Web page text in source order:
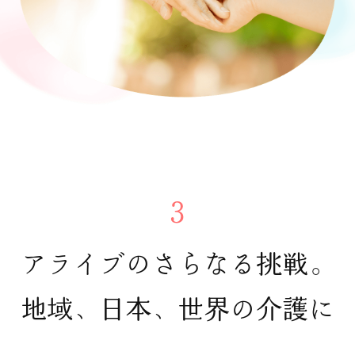
3
アライブのさらなる挑戦。
地域、日本、世界の介護に